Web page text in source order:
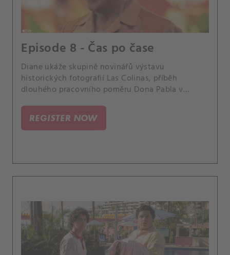
Episode 8 - Čas po čase
Diane ukáže skupině novinářů výstavu
historických fotografií Las Colinas, příběh
dlouhého pracovního poměru Dona Pabla v
REGISTER NOW